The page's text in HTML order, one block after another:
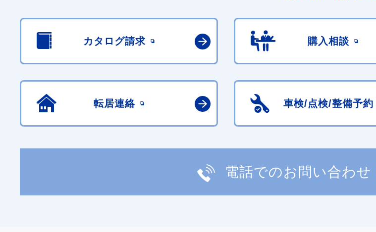
カタログ請求 購入相談
転居連絡 車検/点検/整備予約
電話でのお問い合わせ